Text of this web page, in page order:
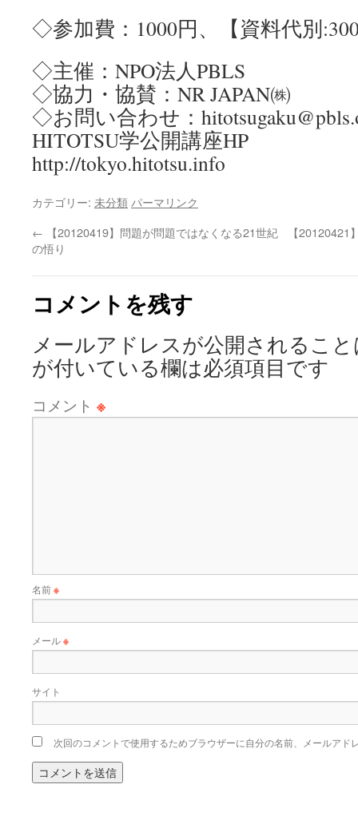
◇参加費：1000円、【資料代別
◇主催：NPO法人PBLS
◇協力・協賛：NR JAPAN㈱
◇お問い合わせ：
HITOTSU学公開講座HP
http://tokyo.hitotsu.info
カテゴリー: 未分類 パーマリンク
← 【20120419】問題が問題ではなくなる21世紀
の悟り
【20120421
コメントを残す
メールアドレスが公開されるこ
が付いている欄は必須項目です
コメント ※
名前※
メール※
サイト
次回のコメントで使用するためブラウザーに自分の名前、メールアド